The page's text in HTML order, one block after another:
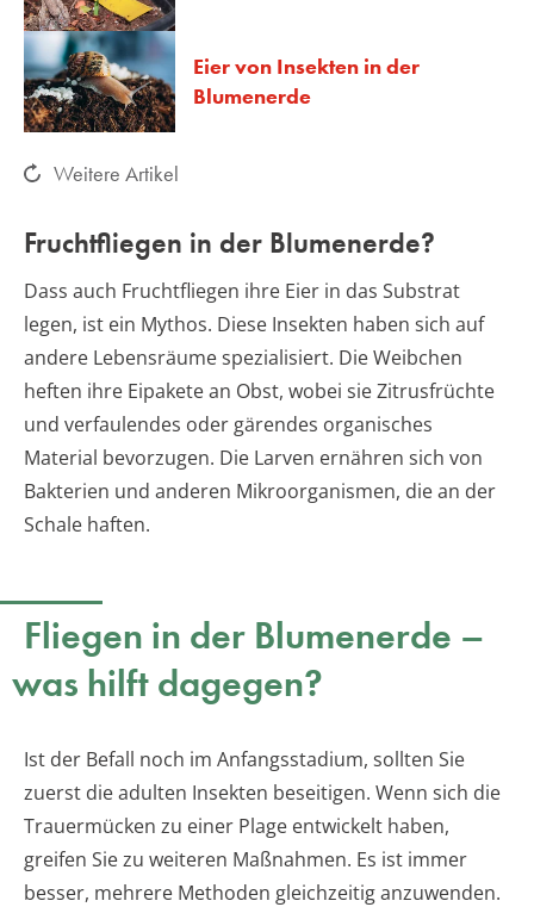
Eier von Insekten in der
Blumenerde
Weitere Artikel
Fruchtfliegen in der Blumenerde?
Dass auch Fruchtfliegen ihre Eier in das Substrat
legen, ist ein Mythos. Diese Insekten haben sich auf
andere Lebensräume spezialisiert. Die Weibchen
heften ihre Eipakete an Obst, wobei sie Zitrusfrüchte
und verfaulendes oder gärendes organisches
Material bevorzugen. Die Larven ernähren sich von
Bakterien und anderen Mikroorganismen, die an der
Schale haften.
Fliegen in der Blumenerde –
was hilft dagegen?
Ist der Befall noch im Anfangsstadium, sollten Sie
zuerst die adulten Insekten beseitigen. Wenn sich die
Trauermücken zu einer Plage entwickelt haben,
greifen Sie zu weiteren Maßnahmen. Es ist immer
besser, mehrere Methoden gleichzeitig anzuwenden.